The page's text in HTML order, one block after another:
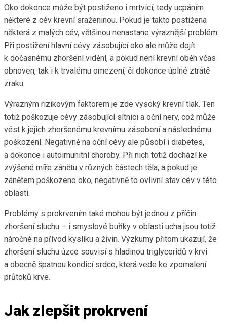
Oko dokonce může být postiženo i mrtvicí, tedy ucpáním
některé z cév krevní sraženinou. Pokud je takto postižena
některá z malých cév, většinou nenastane výraznější problém.
Při postižení hlavní cévy zásobující oko ale může dojít
k dočasnému zhoršení vidění, a pokud není krevní oběh včas
obnoven, tak i k trvalému omezení, či dokonce úplné ztrátě
zraku.
Výrazným rizikovým faktorem je zde vysoký krevní tlak. Ten
totiž poškozuje cévy zásobující sítnici a oční nerv, což může
vést k jejich zhoršenému krevnímu zásobení a následnému
poškození. Negativně na oční cévy ale působí i diabetes,
a dokonce i autoimunitní choroby. Při nich totiž dochází ke
zvýšené míře zánětu v různých částech těla, a pokud je
zánětem poškozeno oko, negativně to ovlivní stav cév v této
oblasti.
Problémy s prokrvením také mohou být jednou z příčin
zhoršení sluchu – i smyslové buňky v oblasti ucha jsou totiž
náročné na přívod kyslíku a živin. Výzkumy přitom ukazují, že
zhoršení sluchu úzce souvisí s hladinou triglyceridů v krvi
a obecně špatnou kondicí srdce, která vede ke zpomalení
průtoků krve.
Jak zlepšit prokrvení